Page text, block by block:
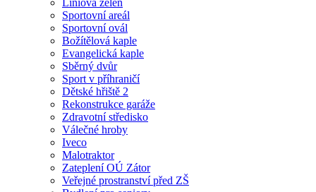
Liniová zeleň
Sportovní areál
Sportovní ovál
Božítělová kaple
Evangelická kaple
Sběrný dvůr
Sport v příhraničí
Dětské hřiště 2
Rekonstrukce garáže
Zdravotní středisko
Válečné hroby
Iveco
Malotraktor
Zateplení OÚ Zátor
Veřejné prostranství před ZŠ